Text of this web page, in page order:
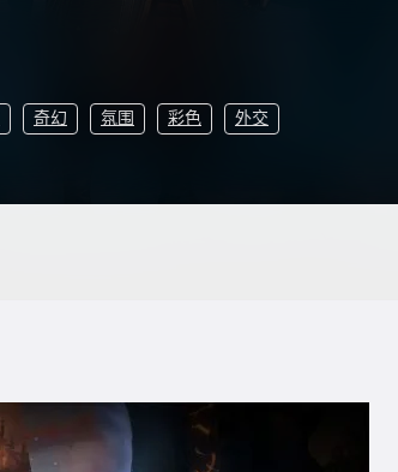
奇幻 氛围 彩色 外交